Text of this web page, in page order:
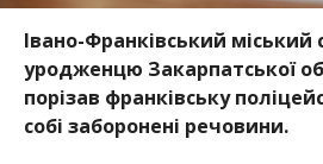
Івано-Франківський міський
уродженцю Закарпатської
порізав франківську
собі заборонені речовини.